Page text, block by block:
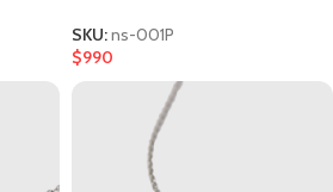
SKU:ns-001P
$990